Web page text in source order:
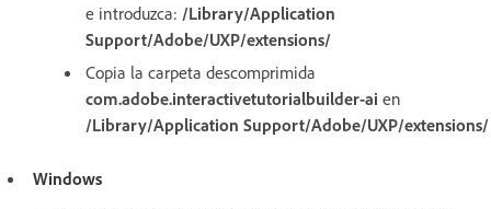
e introduzca: /Library/Application
Support/Adobe/UXP/extensions/
Copia la carpeta descomprimida
com.adobe.interactivetutorialbuilder-ai en
/Library/Application Support/Adobe/UXP/extensions/
Windows